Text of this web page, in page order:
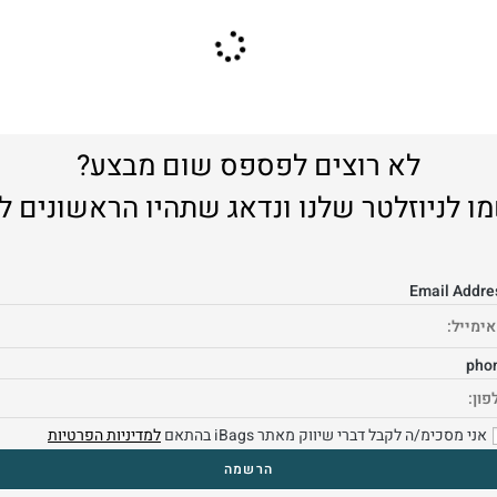
לא רוצים לפספס שום מבצע?
לניוזלטר שלנו ונדאג שתהיו הראשונים
Email
אני מסכימ/ה לקבל דברי שיווק מאתר iBags בהתאם למדיניות הפרטיות